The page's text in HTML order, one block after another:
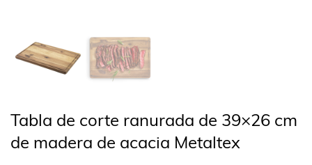
Tabla de corte ranurada de 39×26 cm
de madera de acacia Metaltex